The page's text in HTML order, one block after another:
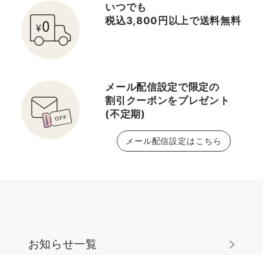
いつでも
税込3,800円以上で送料無料
メール配信設定で限定の
割引クーポンをプレゼント
(不定期)
メール配信設定はこちら
お知らせ一覧